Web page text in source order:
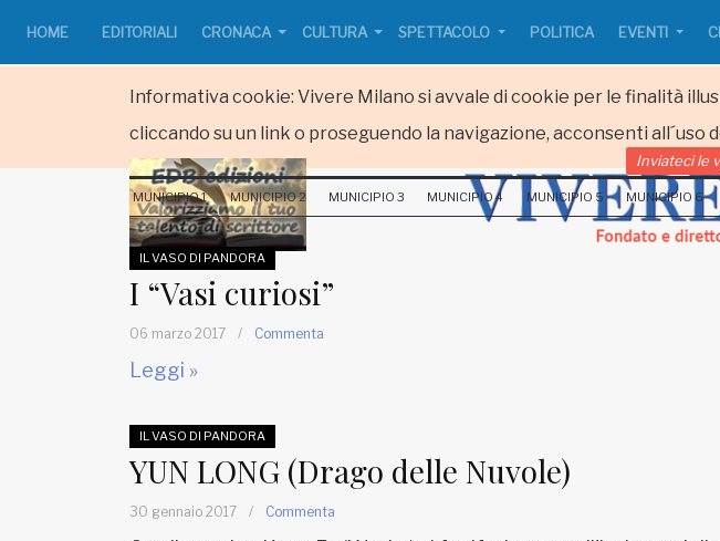
Informativa cookie: Vivere Milano si avvale di cookie per le finalità
cliccando su un link o proseguendo la navigazione, acconsenti all´uso
HOME EDITORIALI CRONACA CULTURA SPETTACOLO POLITICA EVENTI
www.viveremilano.info
Fondato e diretto da Enzo De
EDB edizioni - Via Brivio angolo C.
Inviateci le
MUNICIPIO 1 MUNICIPIO 2 MUNICIPIO 3 MUNICIPIO 4 MUNICIPIO 5 MUNICIPIO 6
IL VASO DI PANDORA
I “Vasi curiosi”
06 marzo 2017 / Commenta
Leggi »
IL VASO DI PANDORA
YUN LONG (Drago delle Nuvole)
30 gennaio 2017 / Commenta